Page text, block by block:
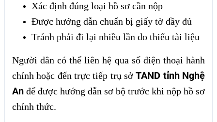
Xác định đúng loại hồ sơ cần nộp
Được hướng dẫn chuẩn bị giấy tờ đầy đủ
Tránh phải đi lại nhiều lần do thiếu tài liệu
Người dân có thể liên hệ qua số điện thoại hành
chính hoặc đến trực tiếp trụ sởTAND tỉnh Nghệ
Anđể được hướng dẫn sơ bộ trước khi nộp hồ sơ
chính thức.